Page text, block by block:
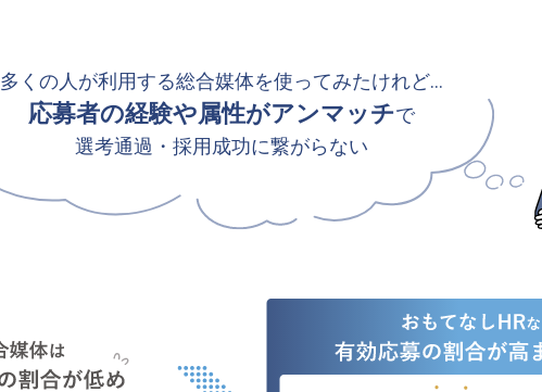
多くの人が利用する総合媒体を使ってみたけれど…
応募者の経験や属性がアンマッチで
選考通過・採用成功に繋がらない